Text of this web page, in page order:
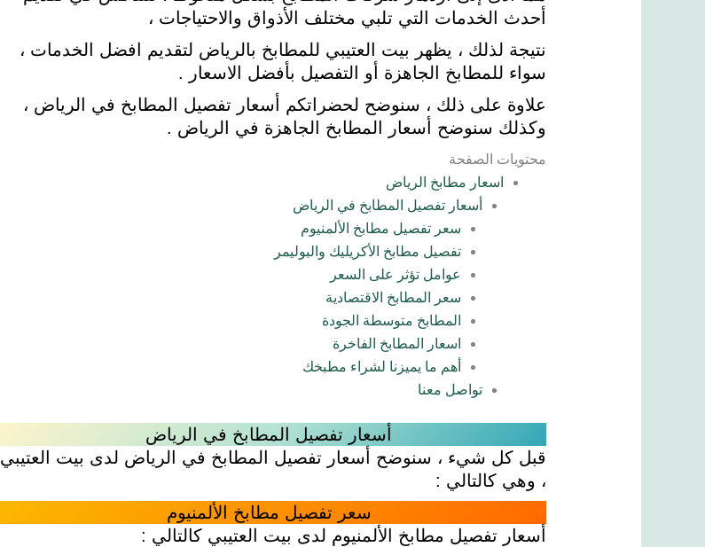
أحدث الخدمات التي تلبي مختلف الأذواق والاحتياجات ،
نتيجة لذلك ، يظهر بيت العتيبي للمطابخ بالرياض لتقديم افضل الخدمات ،
سواء للمطابخ الجاهزة أو التفصيل بأفضل الاسعار .
علاوة على ذلك ، سنوضح لحضراتكم أسعار تفصيل المطابخ في الرياض ،
وكذلك سنوضح أسعار المطابخ الجاهزة في الرياض .
محتويات الصفحة
اسعار مطابخ الرياض
أسعار تفصيل المطابخ في الرياض
سعر تفصيل مطابخ الألمنيوم
تفصيل مطابخ الأكريليك والبوليمر
عوامل تؤثر على السعر
سعر المطابخ الاقتصادية
المطابخ متوسطة الجودة
اسعار المطابخ الفاخرة
أهم ما يميزنا لشراء مطبخك
تواصل معنا
أسعار تفصيل المطابخ في الرياض
قبل كل شيء ، سنوضح أسعار تفصيل المطابخ في الرياض لدى بيت العتيبي
، وهي كالتالي :
سعر تفصيل مطابخ الألمنيوم
أسعار تفصيل مطابخ الألمنيوم لدى بيت العتيبي كالتالي :